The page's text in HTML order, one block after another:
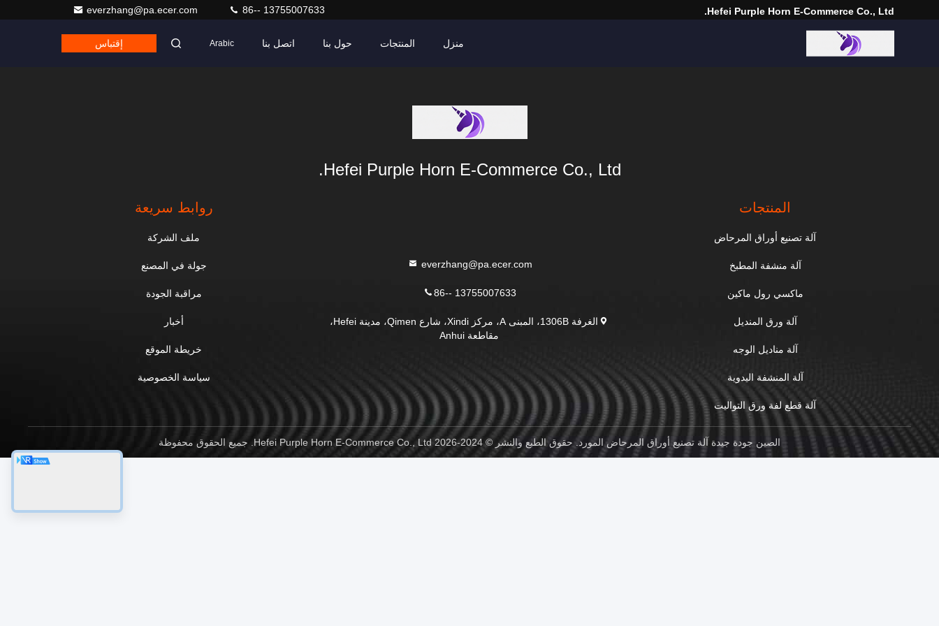
Hefei Purple Horn E-Commerce Co., Ltd.
everzhang@pa.ecer.com 86-- 13755007633
منزل المنتجات حول بنا اتصل بنا Arabic إقتباس
Hefei Purple Horn E-Commerce Co., Ltd.
المنتجات
آلة تصنيع أوراق المرحاض
آلة منشفة المطبخ
ماكسي رول ماكين
آلة ورق المنديل
آلة مناديل الوجه
آلة المنشفة اليدوية
آلة قطع لفة ورق التواليت
everzhang@pa.ecer.com
86-- 13755007633
الغرفة 1306B، المبنى A، مركز Xindi، شارع Qimen، مدينة Hefei،
مقاطعة Anhui
روابط سريعة
ملف الشركة
جولة في المصنع
مراقبة الجودة
أخبار
خريطة الموقع
سياسة الخصوصية
الصين جودة جيدة آلة تصنيع أوراق المرحاض المورد. حقوق الطبع والنشر © 2024-2026 Hefei Purple Horn E-Commerce Co., Ltd. جميع الحقوق محفوظة